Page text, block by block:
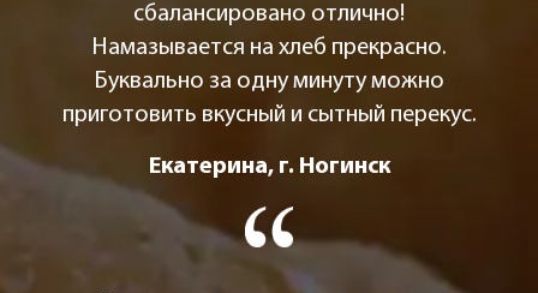
сбалансировано отлично!
Намазывается на хлеб прекрасно.
Буквально за одну минуту можно
приготовить вкусный и сытный перекус.
Екатерина, г. Ногинск